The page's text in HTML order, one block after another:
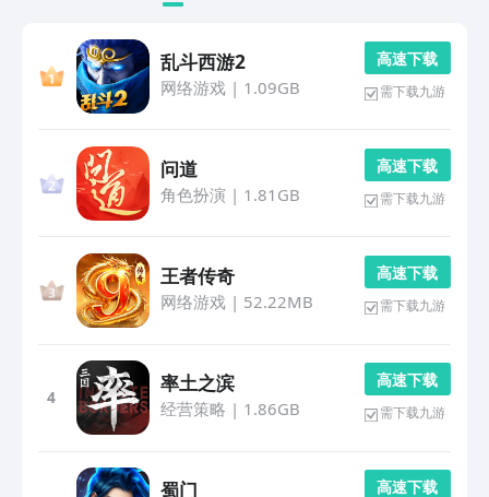
乱斗西游2
网络游戏| 1.09GB
高 速 下 载
需下载九游
问道
角色扮演 | 1.81GB
高 速 下 载
需下载九游
王者传奇
网络游戏| 52.22MB
高 速 下 载
需下载九游
4
率土之滨
经营策略 | 1.86GB
高 速 下 载
需下载九游
蜀门 高 速 下 载